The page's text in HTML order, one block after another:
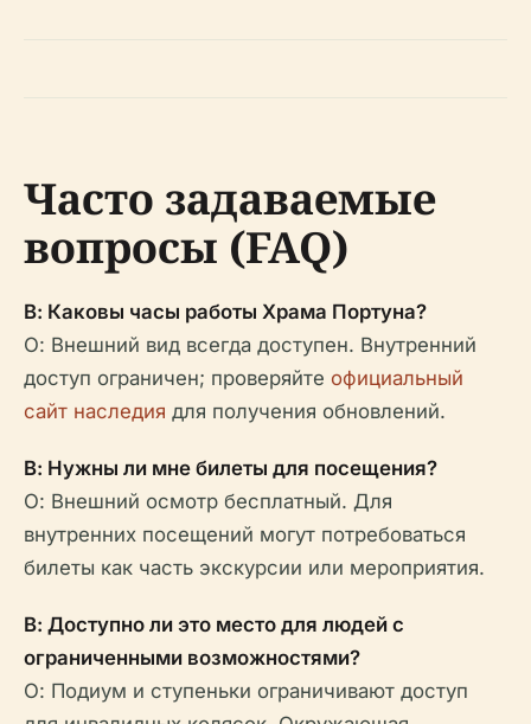
Часто задаваемые
вопросы (FAQ)
В: Каковы часы работы Храма Портуна?
О: Внешний вид всегда доступен. Внутренний
доступ ограничен; проверяйте официальный
сайт наследия для получения обновлений.
В: Нужны ли мне билеты для посещения?
О: Внешний осмотр бесплатный. Для
внутренних посещений могут потребоваться
билеты как часть экскурсии или мероприятия.
В: Доступно ли это место для людей с
ограниченными возможностями?
О: Подиум и ступеньки ограничивают доступ